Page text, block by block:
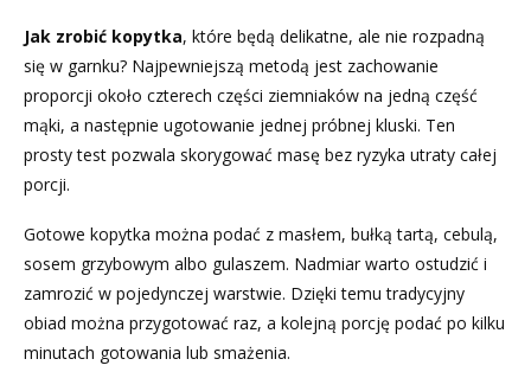
Jak zrobić kopytka, które będą delikatne, ale nie rozpadną
się w garnku? Najpewniejszą metodą jest zachowanie
proporcji około czterech części ziemniaków na jedną część
mąki, a następnie ugotowanie jednej próbnej kluski. Ten
prosty test pozwala skorygować masę bez ryzyka utraty całej
porcji.
Gotowe kopytka można podać z masłem, bułką tartą, cebulą,
sosem grzybowym albo gulaszem. Nadmiar warto ostudzić i
zamrozić w pojedynczej warstwie. Dzięki temu tradycyjny
obiad można przygotować raz, a kolejną porcję podać po kilku
minutach gotowania lub smażenia.